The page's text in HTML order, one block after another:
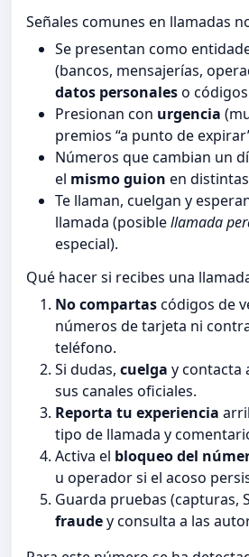
Señales comunes en llamadas
Se presentan como
(bancos, mensajerías,
datos personaleso
Presionan con urgencia
premios “a punto de
Números que cambian un
el mismo guion en
Te llaman, cuelgan y
llamada (posiblellamada
especial).
Qué hacer si recibes una
No compartascódigos de
números de tarjeta ni
teléfono.
Si dudas, cuelga y contacta
sus canales oficiales.
Reporta tu experiencia
tipo de llamada y
Activa el bloqueo del
u operador si el acoso
Guarda pruebas (capturas,
fraudey consulta a las